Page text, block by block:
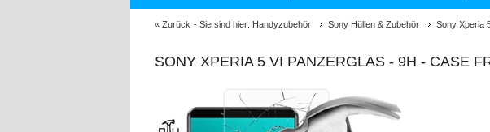
« Zurück - Sie sind hier: Handyzubehör Sony Hüllen & Zubehör Sony Xperia
SONY XPERIA 5 VI PANZERGLAS - 9H - CASE